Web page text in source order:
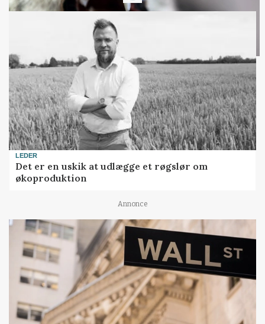
LEDER
Det er en uskik at udlægge et røgslør om
økoproduktion
Annonce